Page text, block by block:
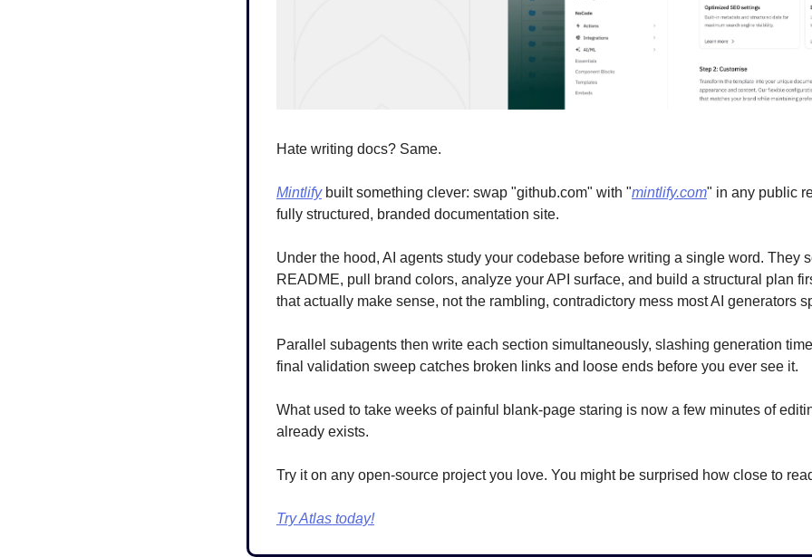
Hate writing docs? Same.
Mintlify built something clever: swap "github.com" with "mintlify.com" in any public
fully structured, branded documentation site.
Under the hood, AI agents study your codebase before writing a single word. They
README, pull brand colors, analyze your API surface, and build a structural plan
that actually make sense, not the rambling, contradictory mess most AI generators
Parallel subagents then write each section simultaneously, slashing generation
final validation sweep catches broken links and loose ends before you ever see it.
What used to take weeks of painful blank-page staring is now a few minutes of
already exists.
Try it on any open-source project you love. You might be surprised how close to
Try Atlas today!